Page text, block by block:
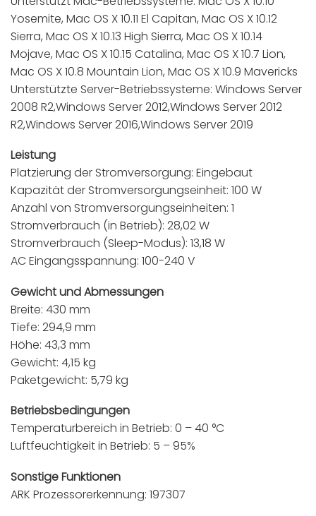
Yosemite, Mac OS X 10.11 El Capitan, Mac OS X 10.12
Sierra, Mac OS X 10.13 High Sierra, Mac OS X 10.14
Mojave, Mac OS X 10.15 Catalina, Mac OS X 10.7 Lion,
Mac OS X 10.8 Mountain Lion, Mac OS X 10.9 Mavericks
Unterstützte Server-Betriebssysteme: Windows Server
2008 R2,Windows Server 2012,Windows Server 2012
R2,Windows Server 2016,Windows Server 2019
Leistung
Platzierung der Stromversorgung: Eingebaut
Kapazität der Stromversorgungseinheit: 100 W
Anzahl von Stromversorgungseinheiten: 1
Stromverbrauch (in Betrieb): 28,02 W
Stromverbrauch (Sleep-Modus): 13,18 W
AC Eingangsspannung: 100-240 V
Gewicht und Abmessungen
Breite: 430 mm
Tiefe: 294,9 mm
Höhe: 43,3 mm
Gewicht: 4,15 kg
Paketgewicht: 5,79 kg
Betriebsbedingungen
Temperaturbereich in Betrieb: 0 – 40 °C
Luftfeuchtigkeit in Betrieb: 5 – 95%
Sonstige Funktionen
ARK Prozessorerkennung: 197307